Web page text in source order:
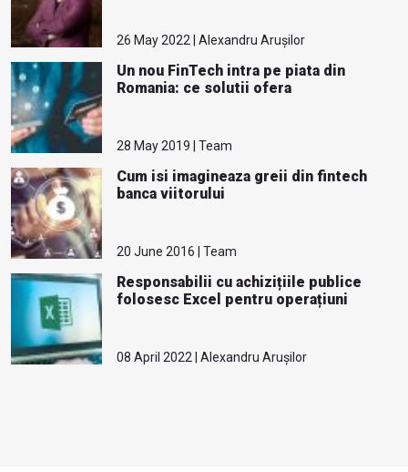
26 May 2022 | Alexandru Arușilor
Un nou FinTech intra pe piata din
Romania: ce solutii ofera
28 May 2019 | Team
Cum isi imagineaza greii din fintech
banca viitorului
20 June 2016 | Team
Responsabilii cu achizițiile publice
folosesc Excel pentru operațiuni
08 April 2022 | Alexandru Arușilor